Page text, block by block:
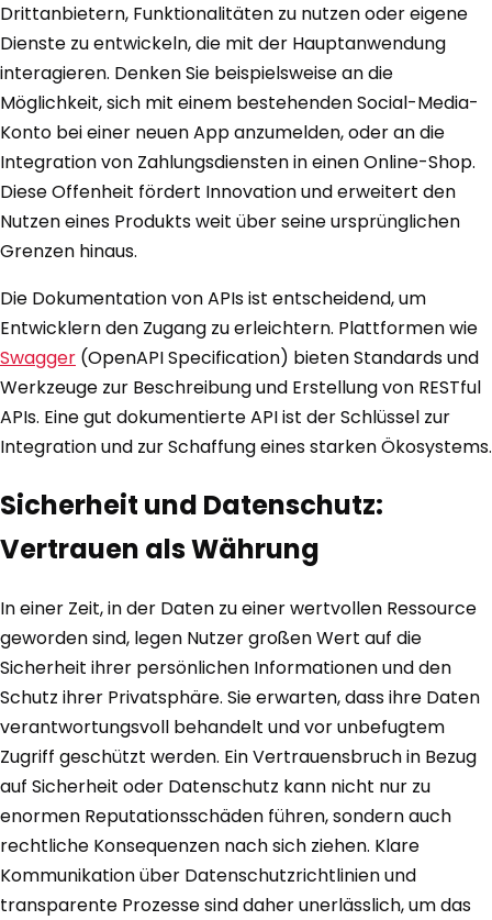
Drittanbietern, Funktionalitäten zu nutzen oder eigene
Dienste zu entwickeln, die mit der Hauptanwendung
interagieren. Denken Sie beispielsweise an die
Möglichkeit, sich mit einem bestehenden Social-Media-
Konto bei einer neuen App anzumelden, oder an die
Integration von Zahlungsdiensten in einen Online-Shop.
Diese Offenheit fördert Innovation und erweitert den
Nutzen eines Produkts weit über seine ursprünglichen
Grenzen hinaus.
Die Dokumentation von APIs ist entscheidend, um
Entwicklern den Zugang zu erleichtern. Plattformen wie
Swagger (OpenAPI Specification) bieten Standards und
Werkzeuge zur Beschreibung und Erstellung von RESTful
APIs. Eine gut dokumentierte API ist der Schlüssel zur
Integration und zur Schaffung eines starken Ökosystems.
Sicherheit und Datenschutz:
Vertrauen als Währung
In einer Zeit, in der Daten zu einer wertvollen Ressource
geworden sind, legen Nutzer großen Wert auf die
Sicherheit ihrer persönlichen Informationen und den
Schutz ihrer Privatsphäre. Sie erwarten, dass ihre Daten
verantwortungsvoll behandelt und vor unbefugtem
Zugriff geschützt werden. Ein Vertrauensbruch in Bezug
auf Sicherheit oder Datenschutz kann nicht nur zu
enormen Reputationsschäden führen, sondern auch
rechtliche Konsequenzen nach sich ziehen. Klare
Kommunikation über Datenschutzrichtlinien und
transparente Prozesse sind daher unerlässlich, um das